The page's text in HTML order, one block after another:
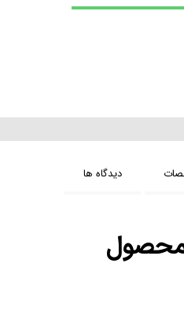
دیدگاه ها
محصول